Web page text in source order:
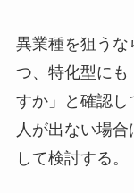
異業種を狙うな
つ、特化型にも
すか」と確認
人が出ない場
して検討する。